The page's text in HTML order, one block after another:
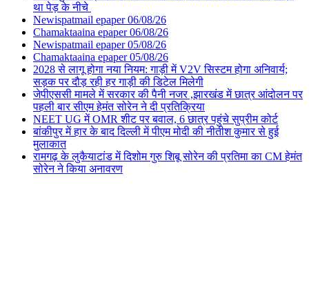
था पेड़ के नीचे
Newispatmail epaper 06/08/26
Chamaktaaina epaper 06/08/26
Newispatmail epaper 05/08/26
Chamaktaaina epaper 05/08/26
2028 से लागू होगा नया नियम: गाड़ी में V2V सिस्टम होगा अनिवार्य;
सड़क पर दौड़ रही हर गाड़ी की डिटेल मिलेगी
जेपीएससी मामले में सरकार की पैनी नजर ,झारखंड में छात्र आंदोलन पर
पहली बार सीएम हेमंत सोरेन ने दी प्रतिक्रिया
NEET UG में OMR शीट पर बवाल, 6 छात्र पहुंचे सुप्रीम कोर्ट
बांकीपुर में हार के बाद दिल्ली में पीएम मोदी की नीतीश कुमार से हुई
मुलाकात
रामगढ़ के लुकैयाटांड में दिशोम गुरु शिबू सोरेन की प्रतिमा का CM हेमंत
सोरेन ने किया अनावरण